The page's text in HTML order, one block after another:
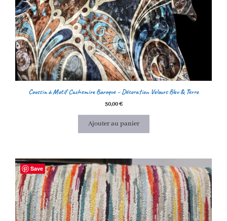
Coussin à Motif Cachemire Baroque – Décoration Velours Bleu & Terre
30,00€
Ajouter au panier
Save